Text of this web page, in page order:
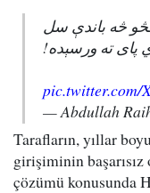
څه باندې سل
پای ته ورسېده!
pic.twitter.com/
— Abdullah
Tarafların, yıllar
girişiminin başarısız
çözümü konusunda